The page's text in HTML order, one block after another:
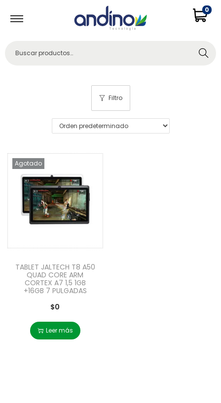
0
Buscar
Filtro
Agotado
TABLET JALTECH T8 A50
QUAD CORE ARM
CORTEX A7 1,5 1GB
+16GB 7 PULGADAS
$0
Leer más